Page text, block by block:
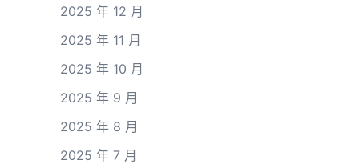
2025 年 12 月
2025 年 11 月
2025 年 10 月
2025 年 9 月
2025 年 8 月
2025 年 7 月